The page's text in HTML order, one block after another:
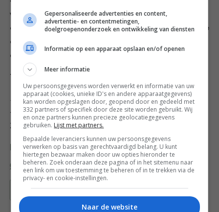
weer op en bestrijk met de olie. Bak 15 minuten in de
oven, of tot de tomaten lichtbruin en gaar zijn. Haal ze
dan uit de oven en maak af met een schepje yoghurt
en wat verse munt. Dien meteen op.
Tip : serveer er een flinke groene salade bij.
Helpende handjes:laat de kleintjes de tomatenpulp en
-pitjes met een theelepeltje uit de tomaten scheppen.
Ze kunnen de tomaten ook vullen.
Deel dit recept
Bewaar recept
Gepersonaliseerde advertenties en content,
advertentie- en contentmetingen,
doelgroepenonderzoek en ontwikkeling van diensten
Informatie op een apparaat opslaan en/of openen
Meer informatie
Uw persoonsgegevens worden verwerkt en informatie van uw
apparaat (cookies, unieke ID's en andere apparaatgegevens)
kan worden opgeslagen door, geopend door en gedeeld met
332 partners of specifiek door deze site worden gebruikt. Wij
en onze partners kunnen precieze geolocatiegegevens
gebruiken. Lijst met partners.
Bepaalde leveranciers kunnen uw persoonsgegevens
verwerken op basis van gerechtvaardigd belang. U kunt
hiertegen bezwaar maken door uw opties hieronder te
beheren. Zoek onderaan deze pagina of in het sitemenu naar
een link om uw toestemming te beheren of in te trekken via de
privacy- en cookie-instellingen.
Naar de website